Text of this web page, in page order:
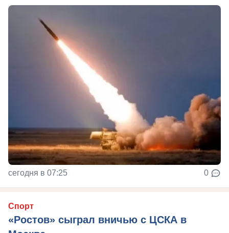
сегодня в 07:25 0
Спорт
«Ростов» сыграл вничью с ЦСКА в